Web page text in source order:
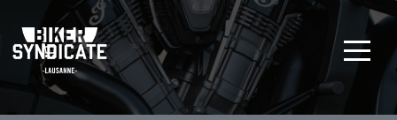
BIKER SYNDICATE
Big Twin Specialist
depuis 1992